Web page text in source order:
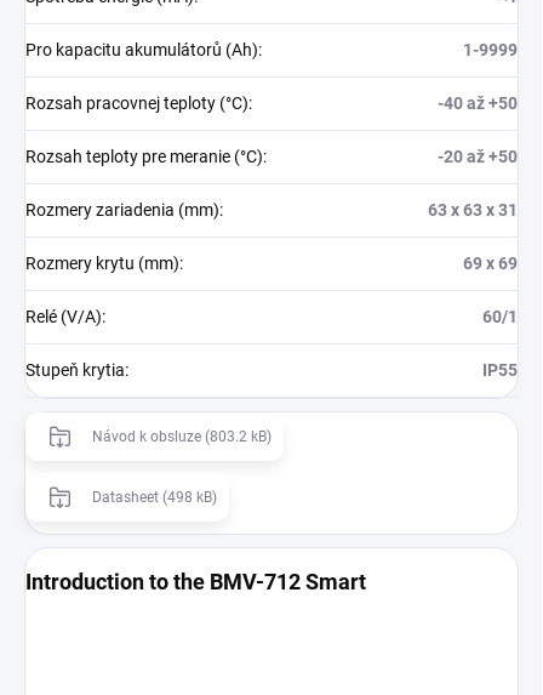
Pro kapacitu akumulátorů (Ah): 1-9999
Rozsah pracovnej teploty (°C): -40 až +50
Rozsah teploty pre meranie (°C): -20 až +50
Rozmery zariadenia (mm): 63 x 63 x 31
Rozmery krytu (mm): 69 x 69
Relé (V/A): 60/1
Stupeň krytia: IP55
Návod k obsluze (803.2 kB)
Datasheet (498 kB)
Introduction to the BMV-712 Smart